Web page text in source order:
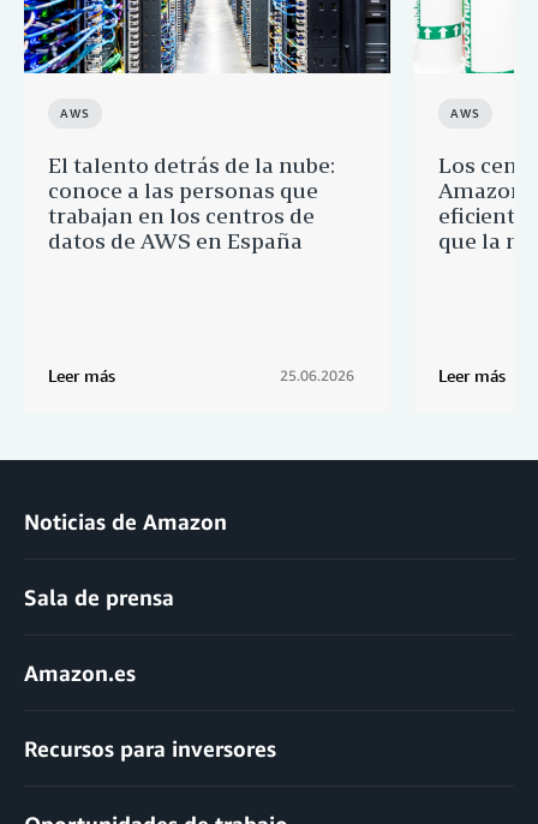
AWS
El talento detrás de la nube:
conoce a las personas que
trabajan en los centros de
datos de AWS en España
Leer más 25.06.2026
AWS
Los
Amazon
que la
Leer más
Noticias de Amazon
Sala de prensa
Amazon.es
Recursos para inversores